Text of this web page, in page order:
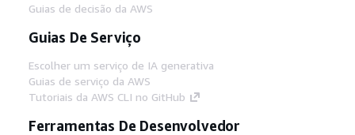
Guias de decisão da AWS
Guias De Serviço
Escolher um serviço de IA generativa
Guias de serviço da AWS
Tutoriais da AWS CLI no GitHub
Ferramentas De Desenvolvedor